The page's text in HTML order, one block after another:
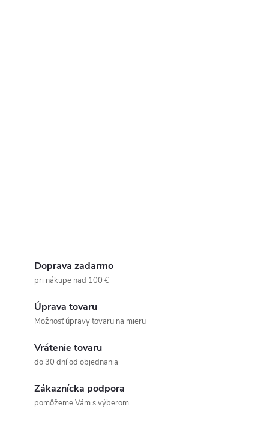
Doprava zadarmo
pri nákupe nad 100 €
Úprava tovaru
Možnosť úpravy tovaru na mieru
Vrátenie tovaru
do 30 dní od objednania
Zákaznícka podpora
pomôžeme Vám s výberom